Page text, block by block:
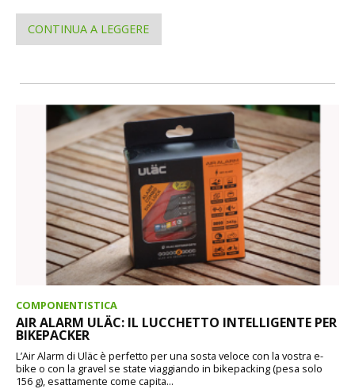
CONTINUA A LEGGERE
COMPONENTISTICA
AIR ALARM ULÄC: IL LUCCHETTO INTELLIGENTE PER
BIKEPACKER
L’Air Alarm di Uläc è perfetto per una sosta veloce con la vostra e-
bike o con la gravel se state viaggiando in bikepacking (pesa solo
156 g), esattamente come capita...